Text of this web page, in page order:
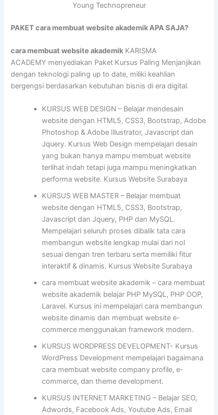
Young Technopreneur
PAKET cara membuat website akademik APA SAJA?
cara membuat website akademik KARISMA
ACADEMY menyediakan Paket Kursus Paling Menjanjikan
dengan teknologi paling up to date, miliki keahlian
bergengsi berdasarkan kebutuhan bisnis di era digital.
KURSUS WEB DESIGN – Belajar mendesain
website dengan HTML5, CSS3, Bootstrap, Adobe
Photoshop & Adobe Illustrator, Javascript dan
Jquery. Kursus Web Design mempelajari desain
yang bukan hanya mampu membuat website
terlihat indah tetapi juga mampu meningkatkan
performa website. Kursus Website Surabaya
KURSUS WEB MASTER – Belajar membuat
website dengan HTML5, CSS3, Bootstrap,
Javascript dan Jquery, PHP dan MySQL.
Mempelajari seluruh proses dibalik tata cara
membangun website lengkap mulai dari nol
sesuai dengan tren terbaru serta memiliki fitur
interaktif & dinamis. Kursus Website Surabaya
cara membuat website akademik – cara membuat
website akademik belajar PHP MySQL, PHP OOP,
Laravel. Kursus ini mempelajari cara membangun
website dinamis dan membuat website e-
commerce menggunakan framework modern.
KURSUS WORDPRESS DEVELOPMENT- Kursus
WordPress Development mempelajari bagaimana
cara membuat website company profile, e-
commerce, dan theme development.
KURSUS INTERNET MARKETING – Belajar SEO,
Adwords, Facebook Ads, Youtube Ads, Email